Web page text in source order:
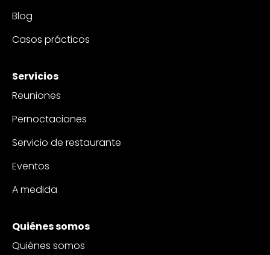
Blog
Casos prácticos
Servicios
Reuniones
Pernoctaciones
Servicio de restaurante
Eventos
A medida
Quiénes somos
Quiénes somos